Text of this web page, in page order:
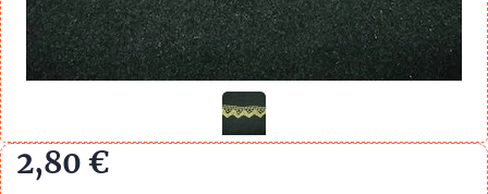
2,80€